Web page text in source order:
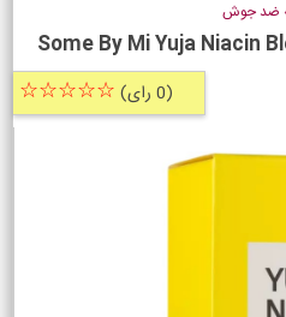
ضد جوش
Some By Mi Yuja Niacin
(0 رای) ☆☆☆☆☆